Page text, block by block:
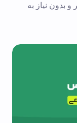
بدون نیاز به